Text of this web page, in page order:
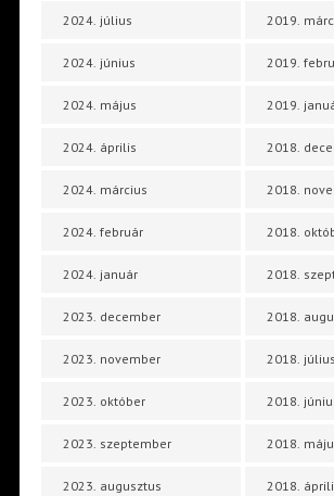
2024. július
2024. június
2024. május
2024. április
2024. március
2024. február
2024. január
2023. december
2023. november
2023. október
2023. szeptember
2023. augusztus
2019.
2019.
2019.
2018.
2018.
2018.
2018.
2018.
2018. július
2018.
2018.
2018.